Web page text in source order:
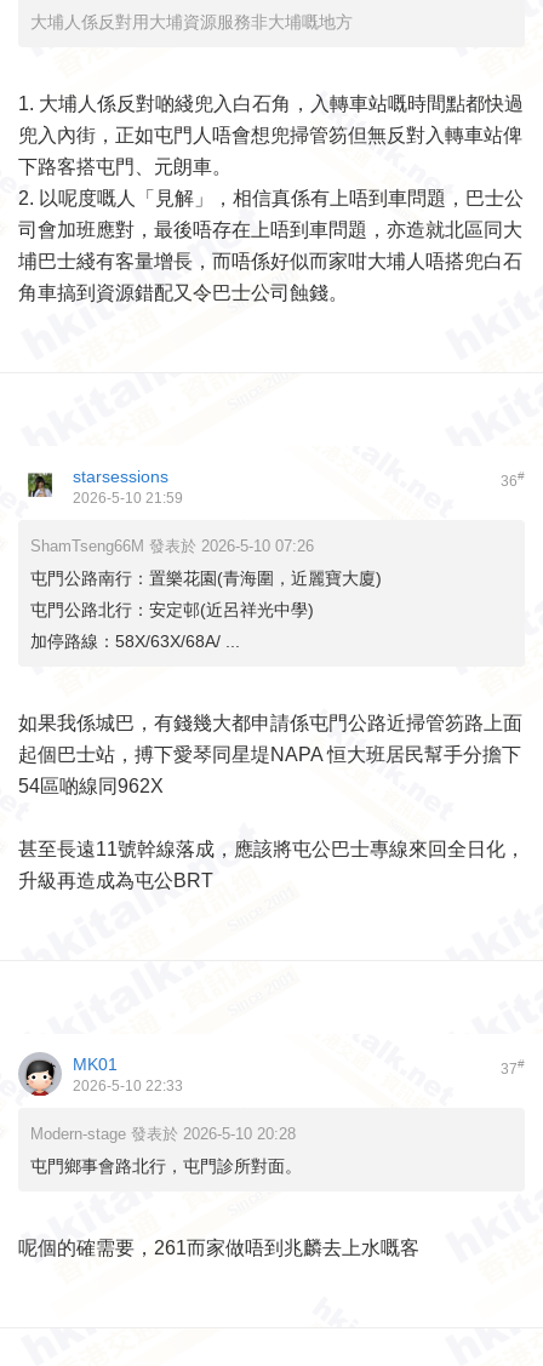
大埔人係反對用大埔資源服務非大埔嘅地方
1. 大埔人係反對啲綫兜入白石角，入轉車站嘅時間點都快過
兜入內街，正如屯門人唔會想兜掃管笏但無反對入轉車站俾
下路客搭屯門、元朗車。
2. 以呢度嘅人「見解」，相信真係有上唔到車問題，巴士公
司會加班應對，最後唔存在上唔到車問題，亦造就北區同大
埔巴士綫有客量增長，而唔係好似而家咁大埔人唔搭兜白石
角車搞到資源錯配又令巴士公司蝕錢。
36#
starsessions
2026-5-10 21:59
ShamTseng66M 發表於 2026-5-10 07:26
屯門公路南行：置樂花園(青海圍，近麗寶大廈)
屯門公路北行：安定邨(近呂祥光中學)
加停路線：58X/63X/68A/ ...
如果我係城巴，有錢幾大都申請係屯門公路近掃管笏路上面
起個巴士站，搏下愛琴同星堤NAPA 恒大班居民幫手分擔下
54區啲線同962X
甚至長遠11號幹線落成，應該將屯公巴士專線來回全日化，
升級再造成為屯公BRT
37#
MK01
2026-5-10 22:33
Modern-stage 發表於 2026-5-10 20:28
屯門鄉事會路北行，屯門診所對面。
呢個的確需要，261而家做唔到兆麟去上水嘅客